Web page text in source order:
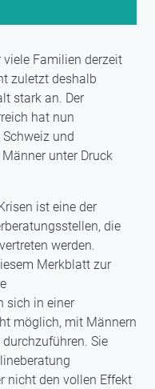
Familien derzeit
zuletzt deshalb
stark an. Der
hat nun
und
unter Druck
ist eine der
die
werden.
Merkblatt zur
sich in einer
möglich, mit Männern
Sie
nicht den vollen Effekt